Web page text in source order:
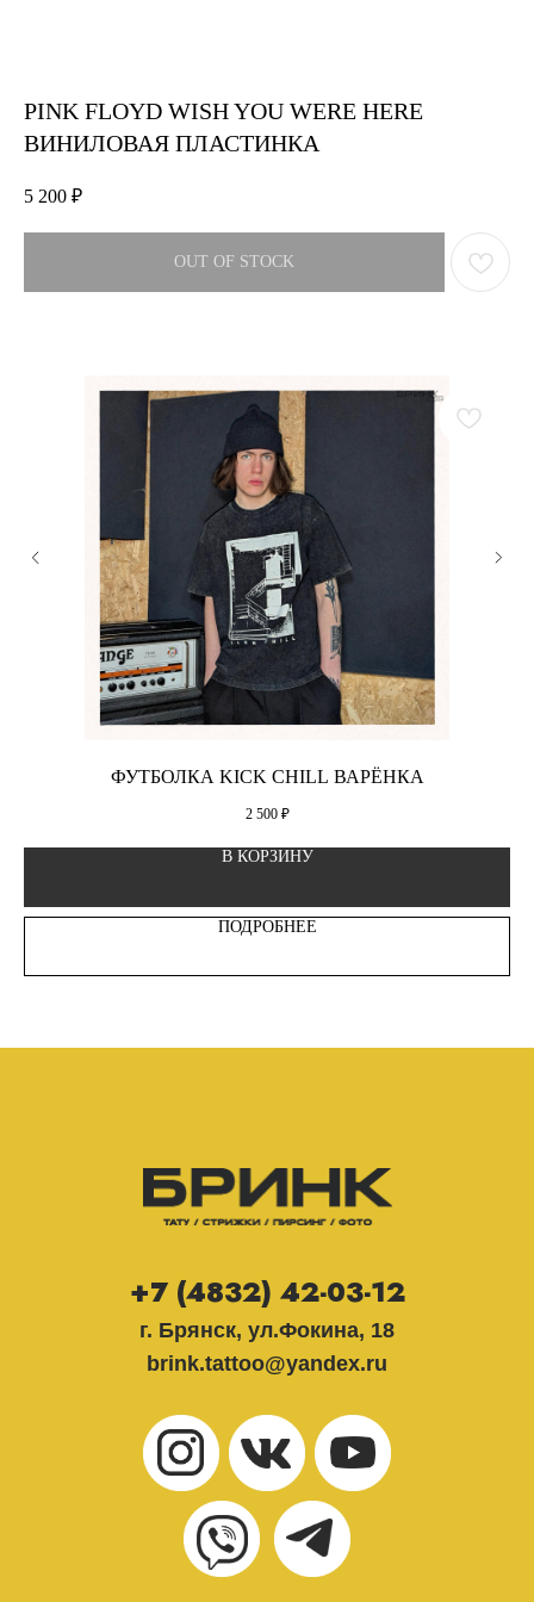
PINK FLOYD WISH YOU WERE HERE
ВИНИЛОВАЯ ПЛАСТИНКА
5 200 ₽
OUT OF STOCK
ФУТБОЛКА KICK CHILL ВАРЁНКА
2 500 ₽
В КОРЗИНУ
ПОДРОБНЕЕ
г. Брянск, ул.Фокина, 18
brink.tattoo@yandex.ru
+7 (4832) 42-03-12